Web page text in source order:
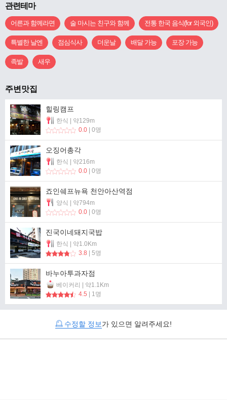
관련테마
어른과 함께라면 술 마시는 친구와 함께 전통 한국 음식(for 외국인)
특별한 날엔 점심식사 더운날 배달 가능 포장 가능
족발 새우
주변맛집
힐링캠프
한식 | 약129m
0.0 | 0명
오징어총각
한식 | 약216m
0.0 | 0명
죠인쉐프뉴욕 천안아산역점
양식 | 약794m
0.0 | 0명
진국이네돼지국밥
한식 | 약1.0Km
3.8 | 5명
바누아투과자점
베이커리 | 약1.1Km
4.5 | 1명
수정할 정보가 있으면 알려주세요!